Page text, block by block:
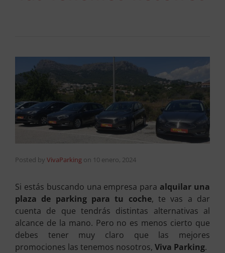
Posted by VivaParking on 10 enero, 2024
Si estás buscando una empresa para alquilar una
plaza de parking para tu coche, te vas a dar
cuenta de que tendrás distintas alternativas al
alcance de la mano. Pero no es menos cierto que
debes tener muy claro que las mejores
promociones las tenemos nosotros, Viva Parking.